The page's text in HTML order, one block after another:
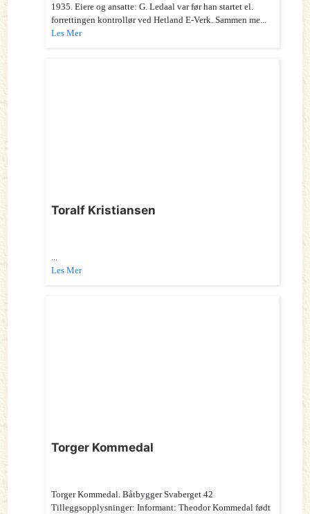
1935. Eiere og ansatte: G. Ledaal var før han startet el.
forrettingen kontrollør ved Hetland E-Verk. Sammen me...
Les Mer
Toralf Kristiansen
Les Mer
Torger Kommedal
Torger Kommedal. Båtbygger Svaberget 42
Tilleggsopplysninger: Informant: Theodor Kommedal født